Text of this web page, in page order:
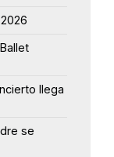
llega
se